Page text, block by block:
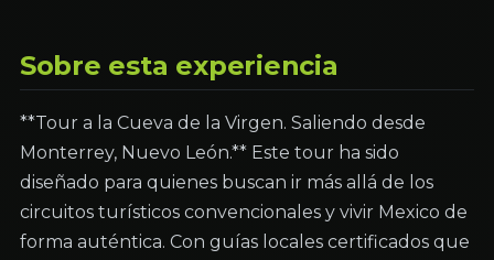
Sobre esta experiencia
**Tour a la Cueva de la Virgen. Saliendo desde
Monterrey, Nuevo León.** Este tour ha sido
diseñado para quienes buscan ir más allá de los
circuitos turísticos convencionales y vivir Mexico de
forma auténtica. Con guías locales certificados que